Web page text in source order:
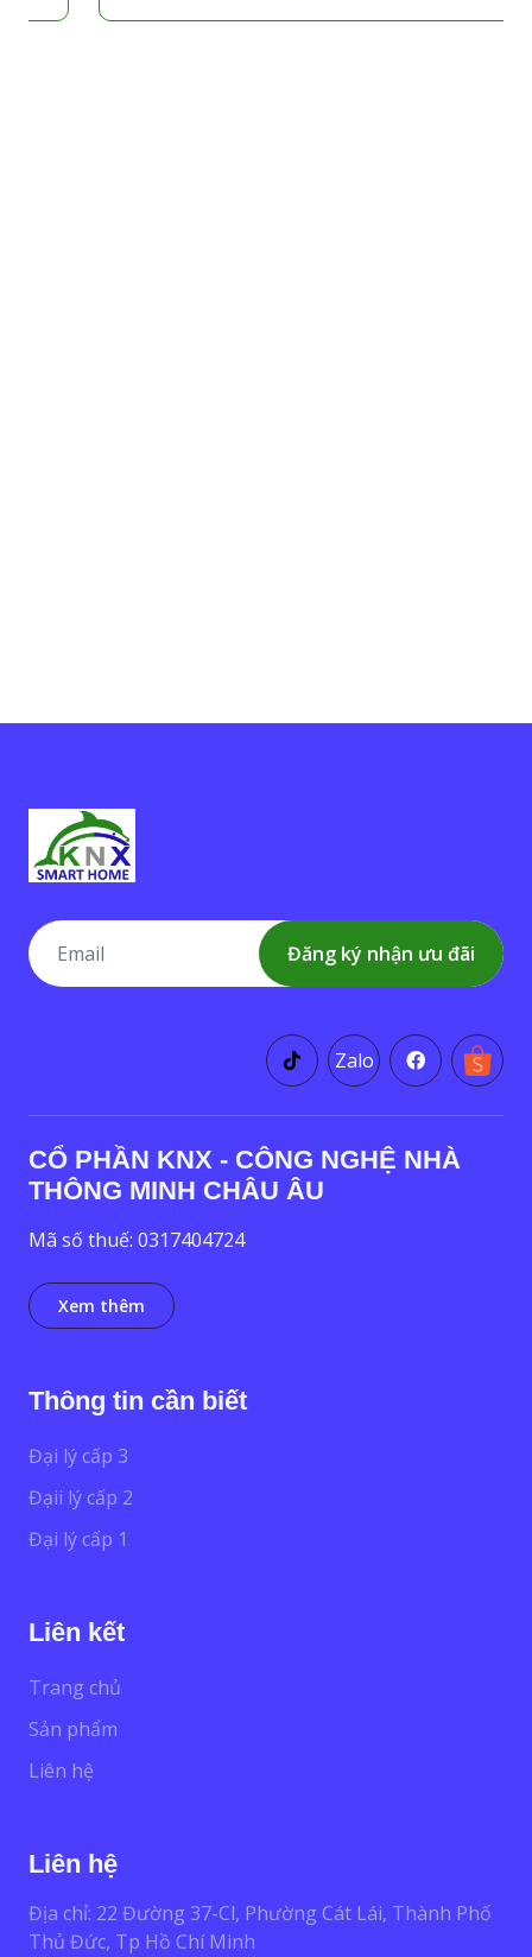
Đăng ký nhận ưu đãi
Zalo
CỔ PHẦN KNX - CÔNG NGHỆ NHÀ
THÔNG MINH CHÂU ÂU
Mã số thuế: 0317404724
Xem thêm
Thông tin cần biết
Đại lý cấp 3
Đạii lý cấp 2
Đại lý cấp 1
Liên kết
Trang chủ
Sản phẩm
Liên hệ
Liên hệ
Địa chỉ: 22 Đường 37-Cl, Phường Cát Lái, Thành Phố
Thủ Đức, Tp Hồ Chí Minh